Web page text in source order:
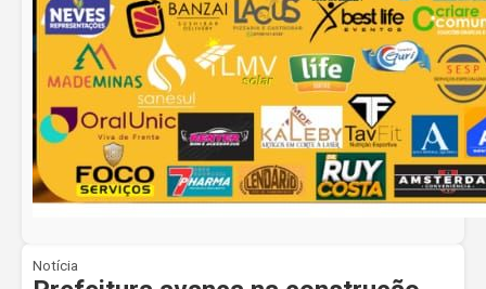
Notícia